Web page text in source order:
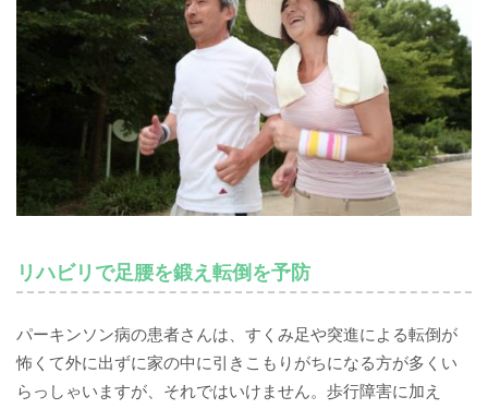
リハビリで足腰を鍛え転倒を予防
パーキンソン病の患者さんは、すくみ足や突進による転倒が
怖くて外に出ずに家の中に引きこもりがちになる方が多くい
らっしゃいますが、それではいけません。歩行障害に加え